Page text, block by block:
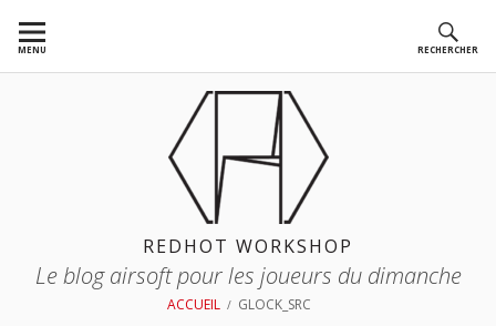
auMENU RECHERCHER
REDHOT WORKSHOP
Le blog airsoft pour les joueurs du dimanche
ACCUEIL GLOCK_SRC